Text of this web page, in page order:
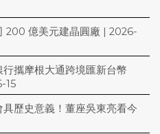
200 億美元建晶圓廠 | 2026-
攜摩根大通跨境匯新台幣
15
歷史意義！董座吳東亮看今